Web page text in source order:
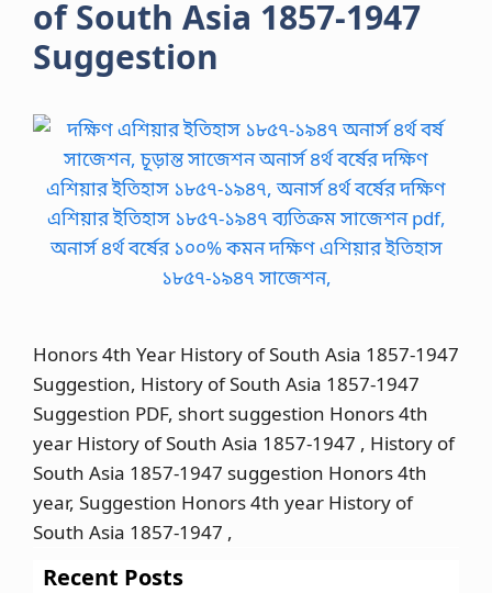
of South Asia 1857-1947
Suggestion
Honors 4th Year History of South Asia 1857-1947
Suggestion, History of South Asia 1857-1947
Suggestion PDF, short suggestion Honors 4th
year History of South Asia 1857-1947 , History of
South Asia 1857-1947 suggestion Honors 4th
year, Suggestion Honors 4th year History of
South Asia 1857-1947 ,
Recent Posts